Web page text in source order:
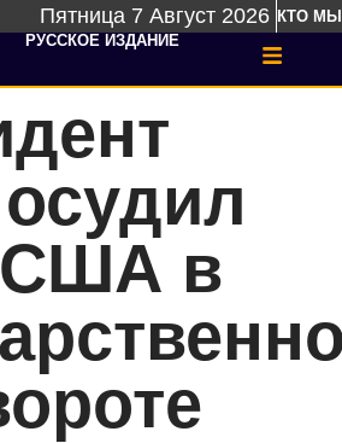
Пятница 7 Август 2026 КТО МЫ
РУССКОЕ ИЗДАНИЕ
США в